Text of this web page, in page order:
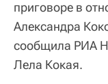
приговоре в
Александра
сообщила РИА
Лела Кокая.